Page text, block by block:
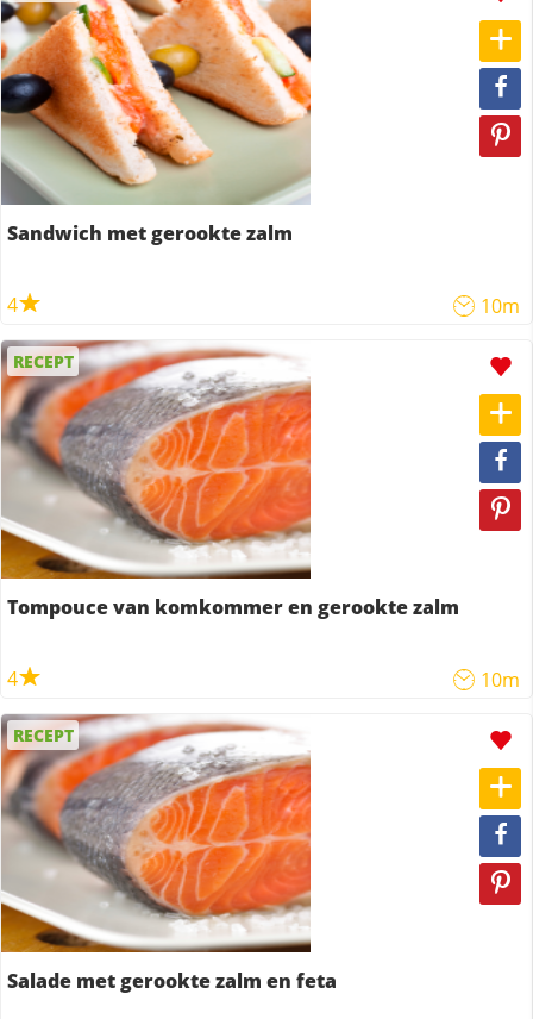
Sandwich met gerookte zalm
4 10m
RECEPT
Tompouce van komkommer en gerookte zalm
4 10m
RECEPT
Salade met gerookte zalm en feta